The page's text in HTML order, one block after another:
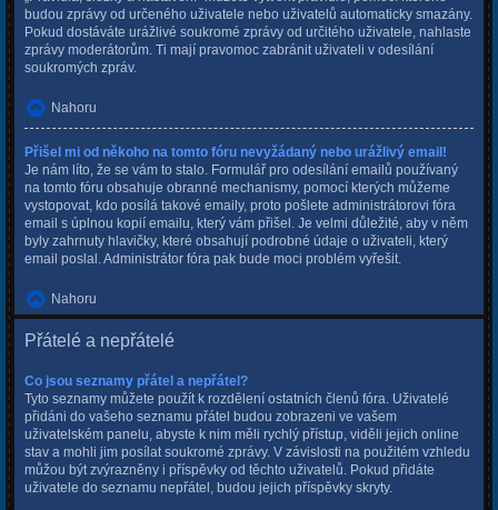
budou zprávy od určeného uživatele nebo uživatelů automaticky smazány.
Pokud dostáváte urážlivé soukromé zprávy od určitého uživatele, nahlaste
zprávy moderátorům. Ti mají pravomoc zabránit uživateli v odesílání
soukromých zpráv.
Nahoru
Přišel mi od někoho na tomto fóru nevyžádaný nebo urážlivý email!
Je nám líto, že se vám to stalo. Formulář pro odesílání emailů používaný
na tomto fóru obsahuje obranné mechanismy, pomocí kterých můžeme
vystopovat, kdo posílá takové emaily, proto pošlete administrátorovi fóra
email s úplnou kopií emailu, který vám přišel. Je velmi důležité, aby v něm
byly zahrnuty hlavičky, které obsahují podrobné údaje o uživateli, který
email poslal. Administrátor fóra pak bude moci problém vyřešit.
Nahoru
Přátelé a nepřátelé
Co jsou seznamy přátel a nepřátel?
Tyto seznamy můžete použít k rozdělení ostatních členů fóra. Uživatelé
přidáni do vašeho seznamu přátel budou zobrazeni ve vašem
uživatelském panelu, abyste k nim měli rychlý přístup, viděli jejich online
stav a mohli jim posílat soukromé zprávy. V závislosti na použitém vzhledu
můžou být zvýrazněny i příspěvky od těchto uživatelů. Pokud přidáte
uživatele do seznamu nepřátel, budou jejich příspěvky skryty.